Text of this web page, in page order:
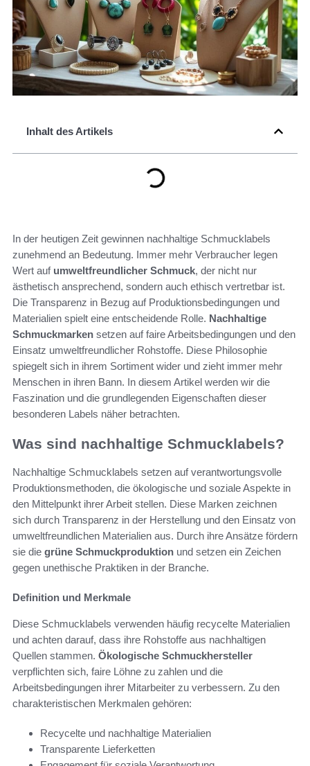
Inhalt des Artikels
In der heutigen Zeit gewinnen nachhaltige Schmucklabels
zunehmend an Bedeutung. Immer mehr Verbraucher legen
Wert auf umweltfreundlicher Schmuck, der nicht nur
ästhetisch ansprechend, sondern auch ethisch vertretbar ist.
Die Transparenz in Bezug auf Produktionsbedingungen und
Materialien spielt eine entscheidende Rolle. Nachhaltige
Schmuckmarken setzen auf faire Arbeitsbedingungen und den
Einsatz umweltfreundlicher Rohstoffe. Diese Philosophie
spiegelt sich in ihrem Sortiment wider und zieht immer mehr
Menschen in ihren Bann. In diesem Artikel werden wir die
Faszination und die grundlegenden Eigenschaften dieser
besonderen Labels näher betrachten.
Was sind nachhaltige Schmucklabels?
Nachhaltige Schmucklabels setzen auf verantwortungsvolle
Produktionsmethoden, die ökologische und soziale Aspekte in
den Mittelpunkt ihrer Arbeit stellen. Diese Marken zeichnen
sich durch Transparenz in der Herstellung und den Einsatz von
umweltfreundlichen Materialien aus. Durch ihre Ansätze fördern
sie die grüne Schmuckproduktion und setzen ein Zeichen
gegen unethische Praktiken in der Branche.
Definition und Merkmale
Diese Schmucklabels verwenden häufig recycelte Materialien
und achten darauf, dass ihre Rohstoffe aus nachhaltigen
Quellen stammen. Ökologische Schmuckhersteller
verpflichten sich, faire Löhne zu zahlen und die
Arbeitsbedingungen ihrer Mitarbeiter zu verbessern. Zu den
charakteristischen Merkmalen gehören:
Recycelte und nachhaltige Materialien
Transparente Lieferketten